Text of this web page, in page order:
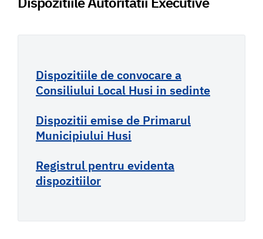
Dispozitiile de convocare a
Consiliului Local Husi in sedinte
Dispozitii emise de Primarul
Municipiului Husi
Registrul pentru evidenta
dispozitiilor